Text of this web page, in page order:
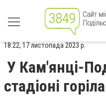
18:22, 17 листопада 2023 р.
У Кам'янці-
стадіоні